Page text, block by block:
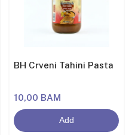
BH Crveni Tahini Pasta
10,00 BAM
Add